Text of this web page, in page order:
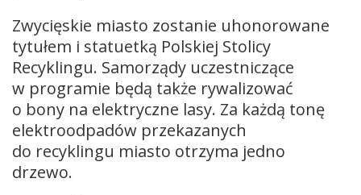
Zwycięskie miasto zostanie uhonorowane
tytułem i statuetką Polskiej Stolicy
Recyklingu. Samorządy uczestniczące
w programie będą także rywalizować
o bony na elektryczne lasy. Za każdą tonę
elektroodpadów przekazanych
do recyklingu miasto otrzyma jedno
drzewo.